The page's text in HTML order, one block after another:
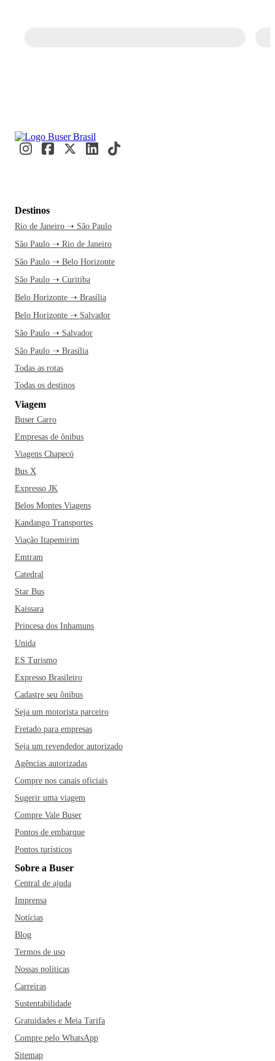
Destinos
Rio de Janeiro ➝ São Paulo
São Paulo ➝ Rio de Janeiro
São Paulo ➝ Belo Horizonte
São Paulo ➝ Curitiba
Belo Horizonte ➝ Brasília
Belo Horizonte ➝ Salvador
São Paulo ➝ Salvador
São Paulo ➝ Brasília
Todas as rotas
Todas os destinos
Viagem
Buser Carro
Empresas de ônibus
Viagens Chapecó
Bus X
Expresso JK
Belos Montes Viagens
Kandango Transportes
Viação Itapemirim
Emtram
Catedral
Star Bus
Kaissara
Princesa dos Inhamuns
Unida
ES Turismo
Expresso Brasileiro
Cadastre seu ônibus
Seja um motorista parceiro
Fretado para empresas
Seja um revendedor autorizado
Agências autorizadas
Compre nos canais oficiais
Sugerir uma viagem
Compre Vale Buser
Pontos de embarque
Pontos turísticos
Sobre a Buser
Central de ajuda
Imprensa
Notícias
Blog
Termos de uso
Nossas políticas
Carreiras
Sustentabilidade
Gratuidades e Meia Tarifa
Compre pelo WhatsApp
Sitemap